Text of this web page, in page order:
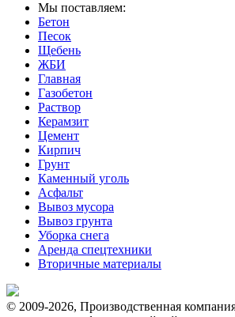
Мы поставляем:
Бетон
Песок
Щебень
ЖБИ
Главная
Газобетон
Раствор
Керамзит
Цемент
Кирпич
Грунт
Каменный уголь
Асфальт
Вывоз мусора
Вывоз грунта
Уборка снега
Аренда спецтехники
Вторичные материалы
© 2009-2026, Производственная